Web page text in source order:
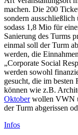
machen. Die 200
sondern
sodass 1,8 Mio für
Sanierung des Turms
einmal soll der Turm
werden, die
„Corporate Social
werden sowohl
gesucht, die im besten
können wie z.B.
Oktoberwollen VWN
der Turm abgerissen
Infos